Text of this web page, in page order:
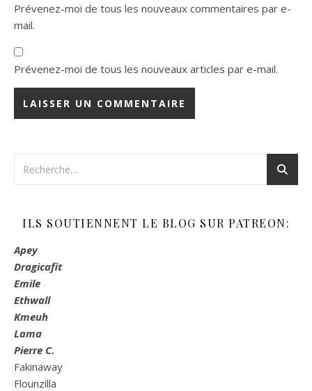
Prévenez-moi de tous les nouveaux commentaires par e-
mail.
Prévenez-moi de tous les nouveaux articles par e-mail.
ILS SOUTIENNENT LE BLOG SUR PATREON:
Apey
Dragicafit
Emile
Ethwall
Kmeuh
Lama
Pierre C.
Fakinaway
Flounzilla